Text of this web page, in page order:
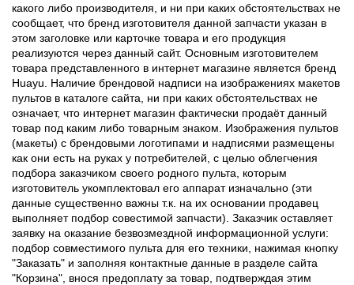
какого либо производителя, и ни при каких обстоятельствах не
сообщает, что бренд изготовителя данной запчасти указан в
этом заголовке или карточке товара и его продукция
реализуются через данный сайт. Основным изготовителем
товара представленного в интернет магазине является бренд
Huayu. Наличие брендовой надписи на изображениях макетов
пультов в каталоге сайта, ни при каких обстоятельствах не
означает, что интернет магазин фактически продаёт данный
товар под каким либо товарным знаком. Изображения пультов
(макеты) с брендовыми логотипами и надписями размещены
как они есть на руках у потребителей, с целью облегчения
подбора заказчиком своего родного пульта, которым
изготовитель укомплектовал его аппарат изначально (эти
данные существенно важны т.к. на их основании продавец
выполняет подбор совестимой запчасти). Заказчик оставляет
заявку на оказание безвозмездной информационной услуги:
подбор совместимого пульта для его техники, нажимая кнопку
"Заказать" и заполняя контактные данные в разделе сайта
"Корзина", внося предоплату за товар, подтверждая этим